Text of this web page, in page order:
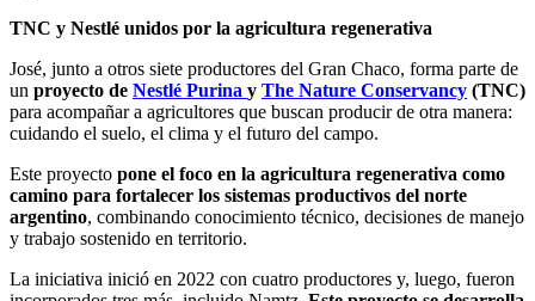
TNC y Nestlé unidos por la agricultura regenerativa
José, junto a otros siete productores del Gran Chaco, forma parte de
un proyecto de Nestlé Purina y The Nature Conservancy (TNC)
para acompañar a agricultores que buscan producir de otra manera:
cuidando el suelo, el clima y el futuro del campo.
Este proyecto pone el foco en la agricultura regenerativa como
camino para fortalecer los sistemas productivos del norte
argentino, combinando conocimiento técnico, decisiones de manejo
y trabajo sostenido en territorio.
La iniciativa inició en 2022 con cuatro productores y, luego, fueron